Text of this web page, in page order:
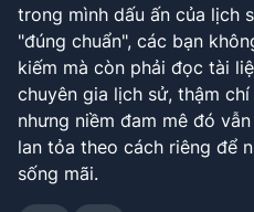
trong mình dấu ấn của lịch
"đúng chuẩn", các bạn
kiếm mà còn phải đọc tài
chuyên gia lịch sử, thậm
nhưng niềm đam mê đó
lan tỏa theo cách riêng để
sống mãi.